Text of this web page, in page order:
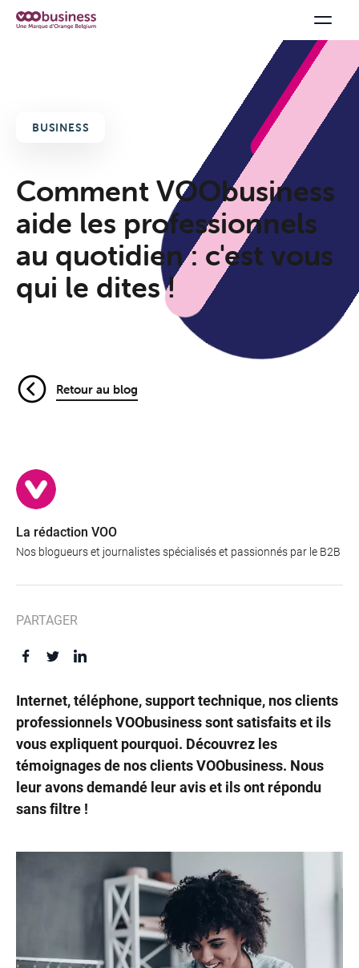
Internet
BUSINESS
Comment VOObusiness
aide les professionnels
au quotidien : c'est vous
qui le dites !
Internet, téléphone, support technique, nos clients
professionnels VOObusiness sont satisfaits et ils
vous expliquent pourquoi. Découvrez les
témoignages de nos clients VOObusiness. Nous
leur avons demandé leur avis et ils ont répondu
sans filtre !
Retour au blog
La rédaction VOO
Nos blogueurs et journalistes spécialisés et passionnés par le B2B
PARTAGER